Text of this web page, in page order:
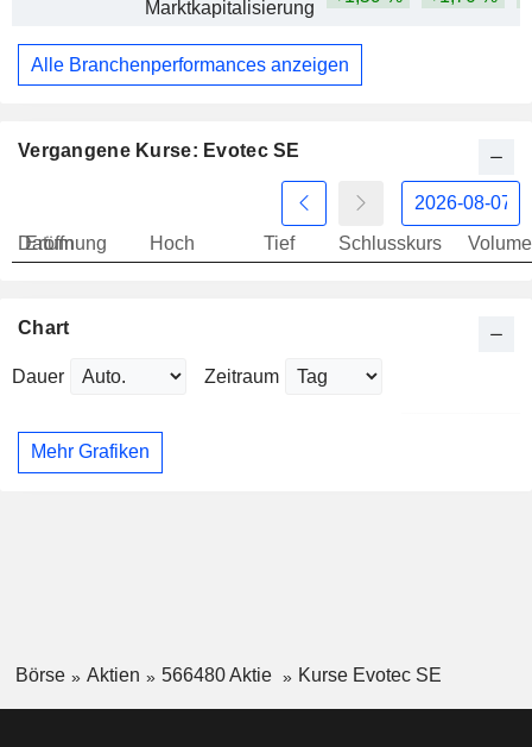
Marktkapitalisierung
Alle Branchenperformances anzeigen
Vergangene Kurse: Evotec SE
Datum
Eröffnung Hoch Tief Schlusskurs
Chart
Dauer Zeitraum
Mehr Grafiken
Börse Aktien 566480 Aktie Kurse Evotec SE